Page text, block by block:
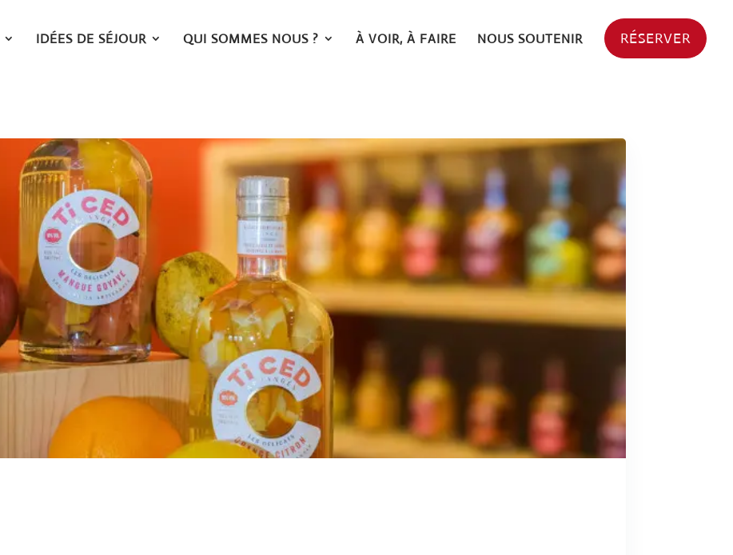
IDÉES DE SÉJOUR QUI SOMMES NOUS ? À VOIR, À FAIRE NOUS SOUTENIR RÉSERVER